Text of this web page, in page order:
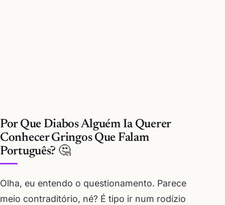
Por Que Diabos Alguém Ia Querer
Conhecer Gringos Que Falam
Português? 🤔
Olha, eu entendo o questionamento. Parece
meio contraditório, né? É tipo ir num rodízio